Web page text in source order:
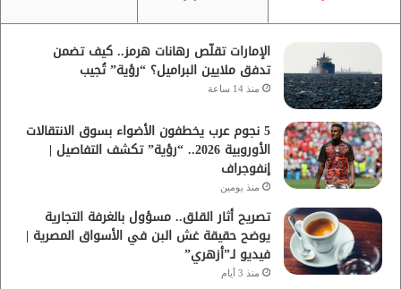
الإمارات تقلّص رهانات هرمز.. كيف تضمن
تدفق ملايين البراميل؟ “رؤية” تُجيب
منذ 14 ساعة
5 نجوم عرب يخطفون الأضواء بسوق الانتقالات
الأوروبية 2026.. “رؤية” تكشف التفاصيل |
إنفوجراف
منذ يومين
تصريح أثار القلق.. مسؤول بالغرفة التجارية
يوضح حقيقة غش البن في الأسواق المصرية |
فيديو لـ”أزهري”
منذ 3 أيام